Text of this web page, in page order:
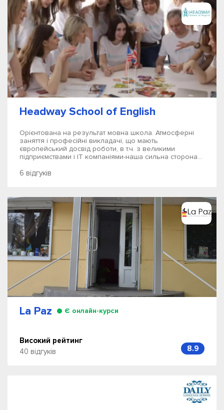
Headway School of English
Орієнтована на результат мовна школа. Атмосферні
заняття і професійні викладачі, що мають
європейський досвід роботи, в т.ч. з великими
підприємствами і IT компаніями-наша сильна сторона...
6 відгуків
La Paz Є онлайн-курси
Високий рейтинг
40 відгуків
8.9